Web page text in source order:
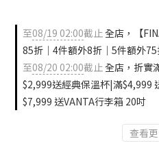
至08/19 02:00截止全店，【
85折｜4件額外8折｜5件額外
至08/20 02:00截止全店，折實
$2,999送經典保溫杯|滿$4,999
$7,999 送VANTA行李箱 20吋
查看